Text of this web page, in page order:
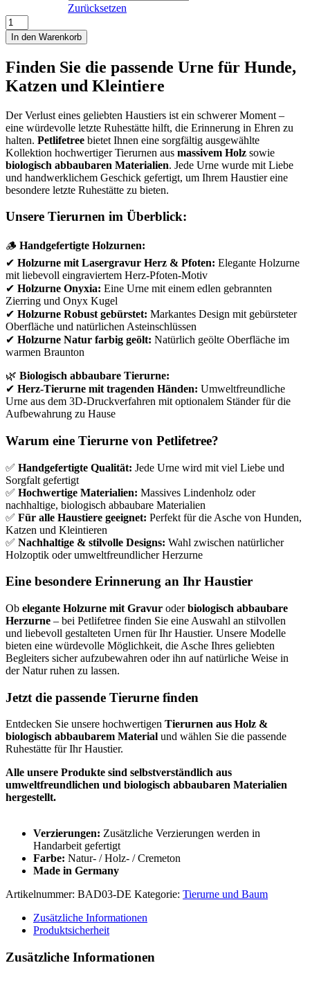
Zurücksetzen
Tierurnen
Konfigurator
Menge
In den Warenkorb
Finden Sie die passende Urne für Hunde,
Katzen und Kleintiere
Der Verlust eines geliebten Haustiers ist ein schwerer Moment –
eine würdevolle letzte Ruhestätte hilft, die Erinnerung in Ehren zu
halten. Petlifetree bietet Ihnen eine sorgfältig ausgewählte
Kollektion hochwertiger Tierurnen aus massivem Holz sowie
biologisch abbaubaren Materialien. Jede Urne wurde mit Liebe
und handwerklichem Geschick gefertigt, um Ihrem Haustier eine
besondere letzte Ruhestätte zu bieten.
Unsere Tierurnen im Überblick:
🪵 Handgefertigte Holzurnen:
✔ Holzurne mit Lasergravur Herz & Pfoten: Elegante Holzurne
mit liebevoll eingraviertem Herz-Pfoten-Motiv
✔ Holzurne Onyxia: Eine Urne mit einem edlen gebrannten
Zierring und Onyx Kugel
✔ Holzurne Robust gebürstet: Markantes Design mit gebürsteter
Oberfläche und natürlichen Asteinschlüssen
✔ Holzurne Natur farbig geölt: Natürlich geölte Oberfläche im
warmen Braunton
🌿 Biologisch abbaubare Tierurne:
✔ Herz-Tierurne mit tragenden Händen: Umweltfreundliche
Urne aus dem 3D-Druckverfahren mit optionalem Ständer für die
Aufbewahrung zu Hause
Warum eine Tierurne von Petlifetree?
✅ Handgefertigte Qualität: Jede Urne wird mit viel Liebe und
Sorgfalt gefertigt
✅ Hochwertige Materialien: Massives Lindenholz oder
nachhaltige, biologisch abbaubare Materialien
✅ Für alle Haustiere geeignet: Perfekt für die Asche von Hunden,
Katzen und Kleintieren
✅ Nachhaltige & stilvolle Designs: Wahl zwischen natürlicher
Holzoptik oder umweltfreundlicher Herzurne
Eine besondere Erinnerung an Ihr Haustier
Ob elegante Holzurne mit Gravur oderbiologisch abbaubare
Herzurne – bei Petlifetree finden Sie eine Auswahl an stilvollen
und liebevoll gestalteten Urnen für Ihr Haustier. Unsere Modelle
bieten eine würdevolle Möglichkeit, die Asche Ihres geliebten
Begleiters sicher aufzubewahren oder ihn auf natürliche Weise in
der Natur ruhen zu lassen.
Jetzt die passende Tierurne finden
Entdecken Sie unsere hochwertigen Tierurnen aus Holz &
biologisch abbaubarem Material und wählen Sie die passende
Ruhestätte für Ihr Haustier.
Alle unsere Produkte sind selbstverständlich aus
umweltfreundlichen und biologisch abbaubaren Materialien
hergestellt.
Verzierungen: Zusätzliche Verzierungen werden in
Handarbeit gefertigt
Farbe: Natur- / Holz- / Cremeton
Made in Germany
Artikelnummer: BAD03-DE Kategorie: Tierurne und Baum
Zusätzliche Informationen
Produktsicherheit
Zusätzliche Informationen